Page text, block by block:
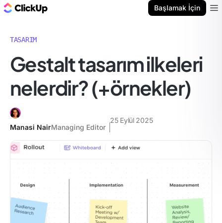
Başlamak İçin
TASARIM
Gestalt tasarım ilkeleri
nelerdir? (+örnekler)
Manasi NairManaging Editor
25 Eylül 2025